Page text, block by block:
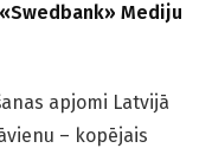
Mediju
apjomi Latvijā
– kopējais